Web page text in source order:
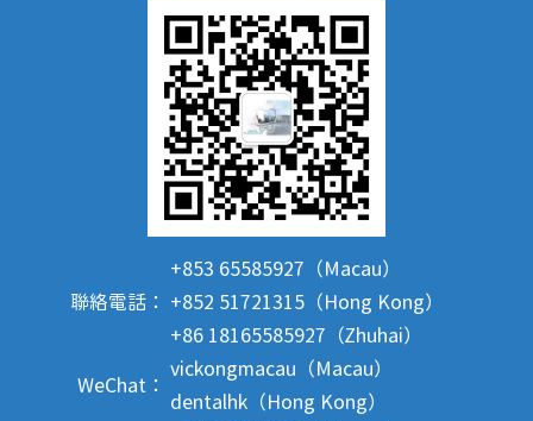
聯絡電話：
+853 65585927（Macau）
+852 51721315（Hong Kong）
+86 18165585927（Zhuhai）
WeChat：
vickongmacau（Macau）
dentalhk（Hong Kong）